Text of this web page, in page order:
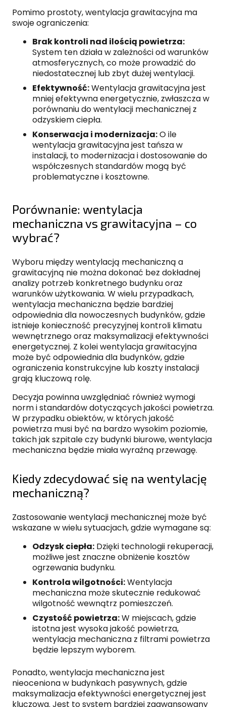
Pomimo prostoty, wentylacja grawitacyjna ma
swoje ograniczenia:
Brak kontroli nad ilością powietrza:
System ten działa w zależności od warunków
atmosferycznych, co może prowadzić do
niedostatecznej lub zbyt dużej wentylacji.
Efektywność:Wentylacja grawitacyjna jest
mniej efektywna energetycznie, zwłaszcza w
porównaniu do wentylacji mechanicznej z
odzyskiem ciepła.
Konserwacja i modernizacja:O ile
wentylacja grawitacyjna jest tańsza w
instalacji, to modernizacja i dostosowanie do
współczesnych standardów mogą być
problematyczne i kosztowne.
Porównanie: wentylacja
mechaniczna vs grawitacyjna – co
wybrać?
Wyboru między wentylacją mechaniczną a
grawitacyjną nie można dokonać bez dokładnej
analizy potrzeb konkretnego budynku oraz
warunków użytkowania. W wielu przypadkach,
wentylacja mechaniczna będzie bardziej
odpowiednia dla nowoczesnych budynków, gdzie
istnieje konieczność precyzyjnej kontroli klimatu
wewnętrznego oraz maksymalizacji efektywności
energetycznej. Z kolei wentylacja grawitacyjna
może być odpowiednia dla budynków, gdzie
ograniczenia konstrukcyjne lub koszty instalacji
grają kluczową rolę.
Decyzja powinna uwzględniać również wymogi
norm i standardów dotyczących jakości powietrza.
W przypadku obiektów, w których jakość
powietrza musi być na bardzo wysokim poziomie,
takich jak szpitale czy budynki biurowe, wentylacja
mechaniczna będzie miała wyraźną przewagę.
Kiedy zdecydować się na wentylację
mechaniczną?
Zastosowanie wentylacji mechanicznej może być
wskazane w wielu sytuacjach, gdzie wymagane są:
Odzysk ciepła: Dzięki technologii rekuperacji,
możliwe jest znaczne obniżenie kosztów
ogrzewania budynku.
Kontrola wilgotności:Wentylacja
mechaniczna może skutecznie redukować
wilgotność wewnątrz pomieszczeń.
Czystość powietrza:W miejscach, gdzie
istotna jest wysoka jakość powietrza,
wentylacja mechaniczna z filtrami powietrza
będzie lepszym wyborem.
Ponadto, wentylacja mechaniczna jest
nieoceniona w budynkach pasywnych, gdzie
maksymalizacja efektywności energetycznej jest
kluczowa. Jest to system bardziej zaawansowany